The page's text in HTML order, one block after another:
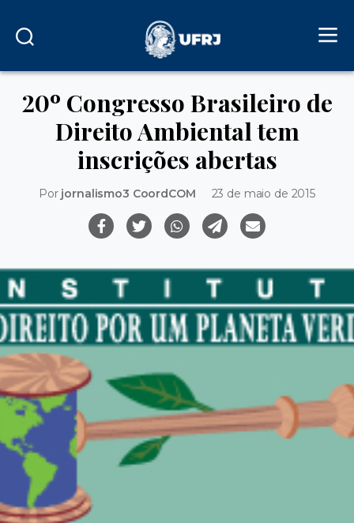
20º Congresso Brasileiro de
Direito Ambiental tem
inscrições abertas
Por jornalismo3 CoordCOM 23 de maio de 2015